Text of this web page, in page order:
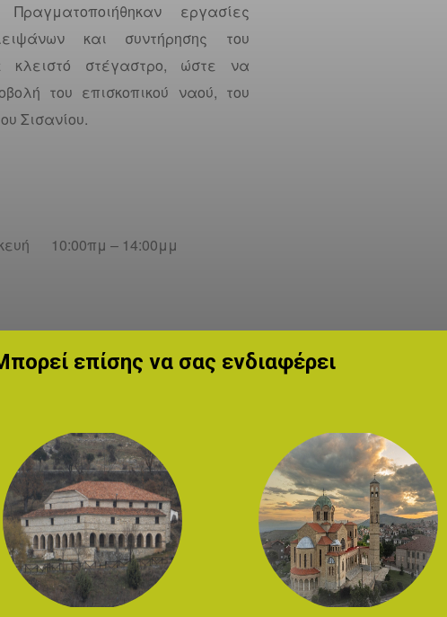
εργασίες
και συντήρησης του
κλειστό στέγαστρο, ώστε να
του επισκοπικού ναού, του
Σισανίου.
10:00πμ – 14:00μμ
επίσης να σας ενδιαφέρει